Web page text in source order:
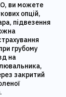
ви можете
опцій,
підвезення
грубому
на
закритий